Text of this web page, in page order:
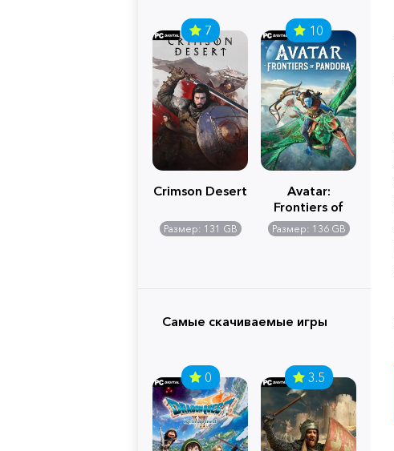
7
Crimson Desert
Размер: 131 GB
10
Avatar:
Frontiers of
Pandora
Размер: 136 GB
Самые скачиваемые игры
0 3.5